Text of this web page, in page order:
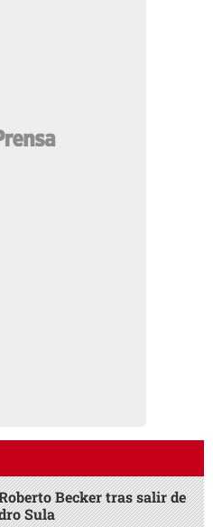
Becker tras salir de
Sula